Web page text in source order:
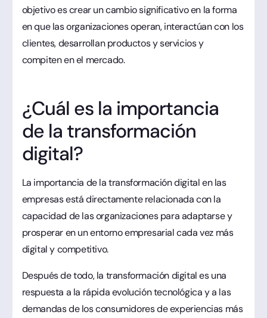
objetivo es crear un cambio significativo en la forma
en que las organizaciones operan, interactúan con los
clientes, desarrollan productos y servicios y
compiten en el mercado.
¿Cuál es la importancia
de la transformación
digital?
La importancia de la transformación digital en las
empresas está directamente relacionada con la
capacidad de las organizaciones para adaptarse y
prosperar en un entorno empresarial cada vez más
digital y competitivo.
Después de todo, la transformación digital es una
respuesta a la rápida evolución tecnológica y a las
demandas de los consumidores de experiencias más